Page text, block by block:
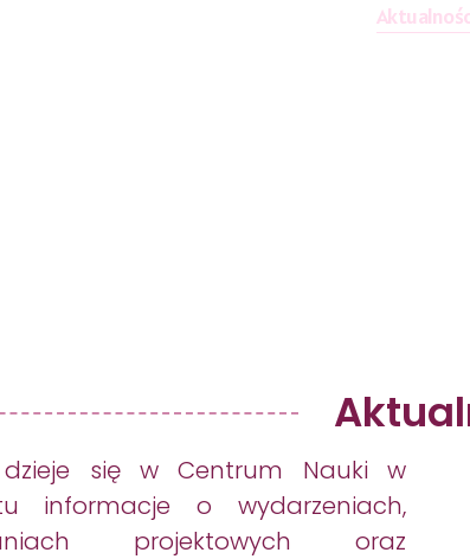
się w Centrum Nauki w
informacje o wydarzeniach,
projektowych oraz